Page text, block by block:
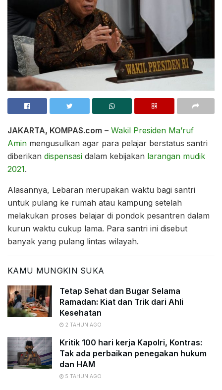
JAKARTA, KOMPAS.com – Wakil Presiden Ma’ruf
Amin mengusulkan agar para pelajar berstatus santri
diberikan dispensasi dalam kebijakan larangan mudik
2021.
Alasannya, Lebaran merupakan waktu bagi santri
untuk pulang ke rumah atau kampung setelah
melakukan proses belajar di pondok pesantren dalam
kurun waktu cukup lama. Para santri ini disebut
banyak yang pulang lintas wilayah.
KAMU MUNGKIN SUKA
Tetap Sehat dan Bugar Selama
Ramadan: Kiat dan Trik dari Ahli
Kesehatan
2 TAHUN AGO
Kritik 100 hari kerja Kapolri, Kontras:
Tak ada perbaikan penegakan hukum
dan HAM
5 TAHUN AGO